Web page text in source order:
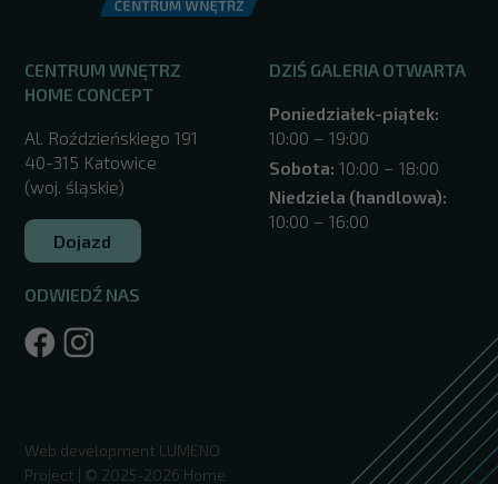
CENTRUM WNĘTRZ
HOME CONCEPT
Al. Roździeńskiego 191
40-315 Katowice
(woj. śląskie)
Dojazd
ODWIEDŹ NAS
DZIŚ GALERIA OTWARTA
Poniedziałek-piątek:
10:00 – 19:00
Sobota: 10:00 – 18:00
Niedziela (handlowa):
10:00 – 16:00
Web development LUMENO
Project | © 2025-2026 Home